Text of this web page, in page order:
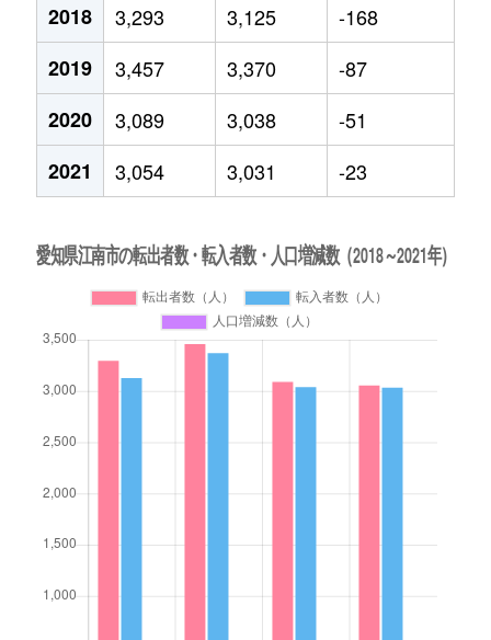
2018
3,293 3,125
-168
2019
3,457 3,370
-87
2020
3,089 3,038
-51
2021
3,054 3,031 -23